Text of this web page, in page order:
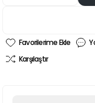
Karşılaştır